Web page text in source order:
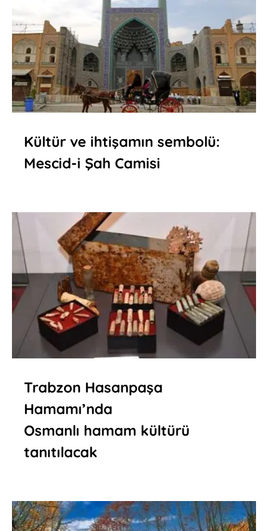
Kültür ve ihtişamın sembolü:
Mescid-i Şah Camisi
Trabzon Hasanpaşa
Hamamı’nda
Osmanlı hamam kültürü
tanıtılacak